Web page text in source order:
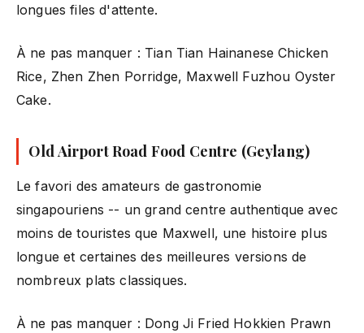
longues files d'attente.
À ne pas manquer : Tian Tian Hainanese Chicken
Rice, Zhen Zhen Porridge, Maxwell Fuzhou Oyster
Cake.
Old Airport Road Food Centre (Geylang)
Le favori des amateurs de gastronomie
singapouriens -- un grand centre authentique avec
moins de touristes que Maxwell, une histoire plus
longue et certaines des meilleures versions de
nombreux plats classiques.
À ne pas manquer : Dong Ji Fried Hokkien Prawn